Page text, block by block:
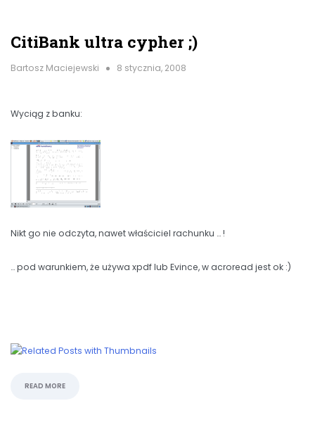
CitiBank ultra cypher ;)
Bartosz Maciejewski 8 stycznia, 2008
Wyciąg z banku:
Nikt go nie odczyta, nawet właściciel rachunku … !
… pod warunkiem, że używa xpdf lub Evince, w acroread jest ok :)
READ MORE